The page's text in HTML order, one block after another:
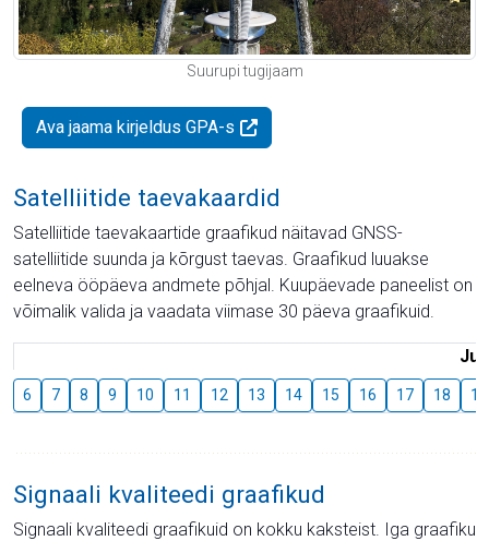
Suurupi tugijaam
Ava jaama kirjeldus GPA-s
Satelliitide taevakaardid
Satelliitide taevakaartide graafikud näitavad GNSS-
satelliitide suunda ja kõrgust taevas. Graafikud luuakse
eelneva ööpäeva andmete põhjal. Kuupäevade paneelist on
võimalik valida ja vaadata viimase 30 päeva graafikuid.
6 7 8 9 10 11 12 13 14 15 16 17 18 19
Signaali kvaliteedi graafikud
Signaali kvaliteedi graafikuid on kokku kaksteist. Iga graafiku